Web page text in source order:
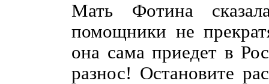
Мать Фотина
помощники не
она сама приедет в
разнос! Остановите